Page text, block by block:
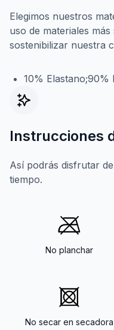
Elegimos nuestros
uso de materiales
sostenibilizar nuestra
10% Elastano;90%
Instrucciones
Así podrás disfrutar
tiempo.
No planchar
No secar en secadora